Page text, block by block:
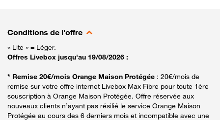
Conditions de l'offre
« Lite » = Léger.
Offres Livebox jusqu'au 19/08/2026 :
* Remise 20€/mois Orange Maison Protégée : 20€/mois de
remise sur votre offre internet Livebox Max Fibre pour toute 1ère
souscription à Orange Maison Protégée. Offre réservée aux
nouveaux clients n’ayant pas résilié le service Orange Maison
Protégée au cours des 6 derniers mois et incompatible avec une